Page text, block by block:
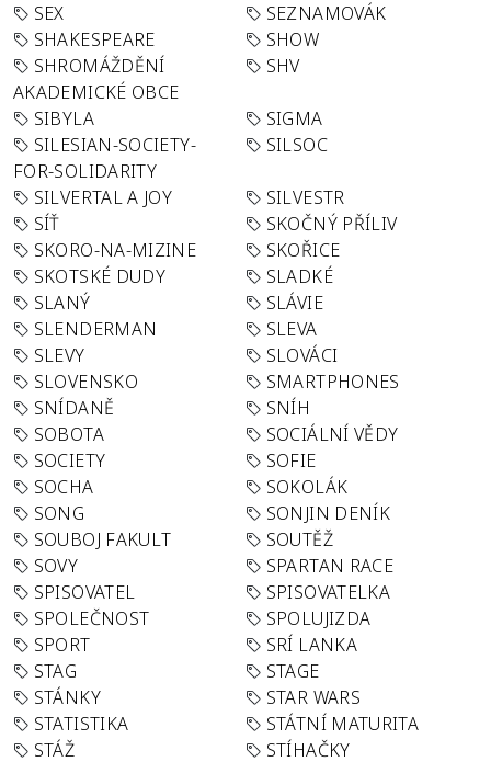
SEX
SEZNAMOVÁK
SHAKESPEARE
SHOW
SHROMÁŽDĚNÍ
AKADEMICKÉ OBCE
SHV
SIBYLA
SIGMA
SILESIAN-SOCIETY-
FOR-SOLIDARITY
SILSOC
SILVERTAL A JOY
SILVESTR
SÍŤ
SKOČNÝ PŘÍLIV
SKORO-NA-MIZINE
SKOŘICE
SKOTSKÉ DUDY
SLADKÉ
SLANÝ
SLÁVIE
SLENDERMAN
SLEVA
SLEVY
SLOVÁCI
SLOVENSKO
SMARTPHONES
SNÍDANĚ
SNÍH
SOBOTA
SOCIÁLNÍ VĚDY
SOCIETY
SOFIE
SOCHA
SOKOLÁK
SONG
SONJIN DENÍK
SOUBOJ FAKULT
SOUTĚŽ
SOVY
SPARTAN RACE
SPISOVATEL
SPISOVATELKA
SPOLEČNOST
SPOLUJIZDA
SPORT
SRÍ LANKA
STAG
STAGE
STÁNKY
STAR WARS
STATISTIKA
STÁTNÍ MATURITA
STÁŽ
STÍHAČKY